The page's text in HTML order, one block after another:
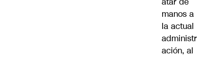
manos a
la actual
administr
ación, al